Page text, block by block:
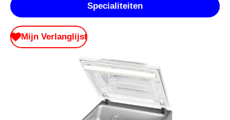
Specialiteiten
Mijn Verlanglijst